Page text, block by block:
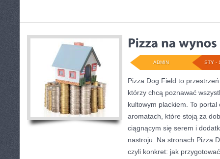
STY -
ADMIN
Pizza Dog Field to
którzy chcą poznawać
kultowym plackiem. To portal
aromatach, które stoją za
ciągnącym się serem i
nastroju. Na stronach Pizza
czyli konkret: jak